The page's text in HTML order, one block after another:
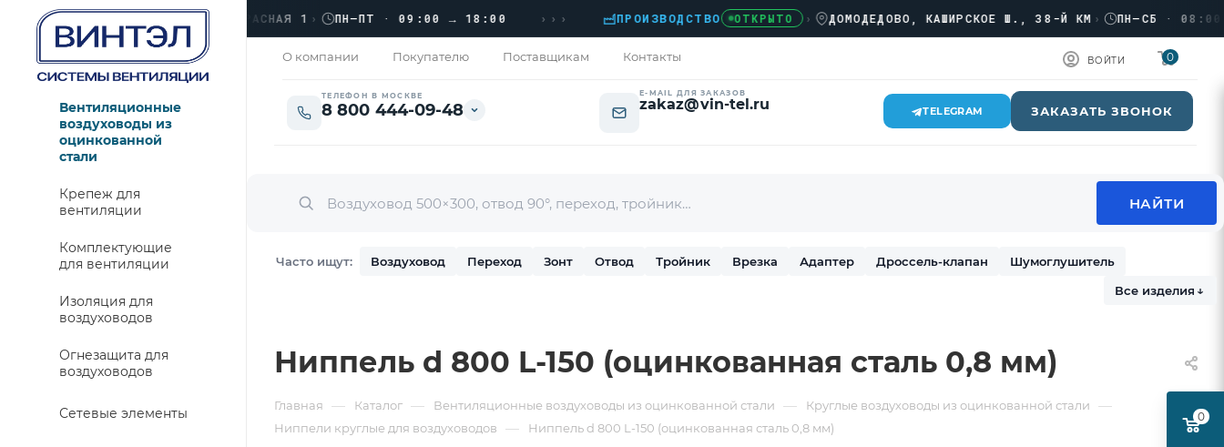
ЗАКРЫТО › ЛЮБЕРЦЫ, УЛ. КРАСНАЯ 1› ПН–ПТ · 09:00 → 18:00 ››› ПРОИЗВОДСТВО ОТКРЫТО › ДОМОДЕДОВО, КАШИРСКОЕ Ш., 38-Й КМ› ПН–СБ · 08:00 →
О компании Покупателю Поставщикам Контакты ВОЙТИ 0
ТЕЛЕФОН В МОСКВЕ
8 800 444-09-48
E-MAIL ДЛЯ ЗАКАЗОВ
zakaz@vin-tel.ru TELEGRAM ЗАКАЗАТЬ ЗВОНОК
Часто ищут: Воздуховод Переход Зонт Отвод Тройник Врезка Адаптер Дроссель-клапан
Шумоглушитель
Все изделия ↓
Вентиляционные
воздуховоды из
оцинкованной
стали
Крепеж для
вентиляции
Комплектующие
для вентиляции
Изоляция для
воздуховодов
Огнезащита для
воздуховодов
Сетевые элементы
Ниппель d 800 L-150 (оцинкованная сталь 0,8 мм)
Главная — Каталог — Вентиляционные воздуховоды из оцинкованной стали — Круглые воздуховоды из оцинкованной стали —
Ниппели круглые для воздуховодов — Ниппель d 800 L-150 (оцинкованная сталь 0,8 мм)
0